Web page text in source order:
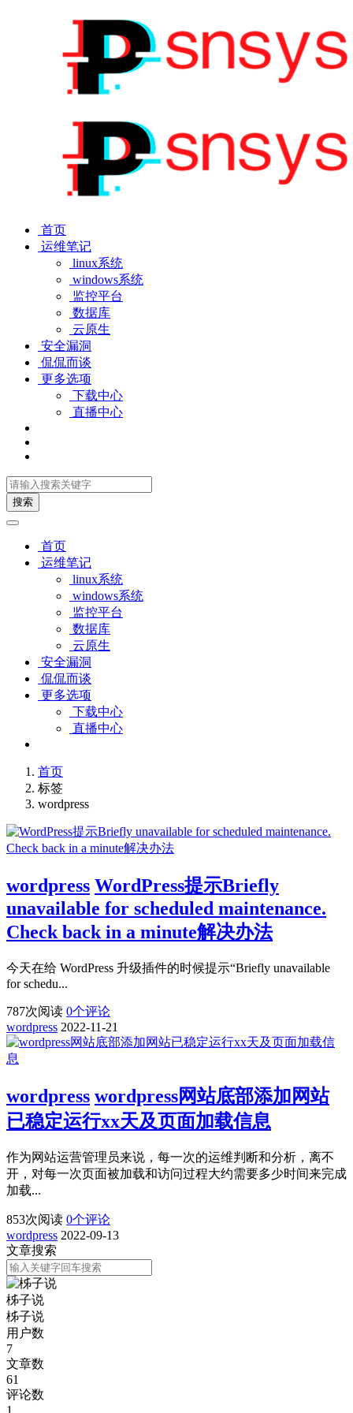
首页
运维笔记
linux系统
windows系统
监控平台
数据库
云原生
安全漏洞
侃侃而谈
更多选项
下载中心
直播中心
搜索
首页
运维笔记
linux系统
windows系统
监控平台
数据库
云原生
安全漏洞
侃侃而谈
更多选项
下载中心
直播中心
首页
标签
wordpress
wordpress WordPress提示Briefly
unavailable for scheduled maintenance.
Check back in a minute解决办法
今天在给 WordPress 升级插件的时候提示“Briefly unavailable
for schedu...
787次阅读 0个评论
wordpress 2022-11-21
wordpress wordpress网站底部添加网站
已稳定运行xx天及页面加载信息
作为网站运营管理员来说，每一次的运维判断和分析，离不
开，对每一次页面被加载和访问过程大约需要多少时间来完成
加载...
853次阅读 0个评论
wordpress 2022-09-13
文章搜索
柹子说
柹子说
用户数
7
文章数
61
评论数
1